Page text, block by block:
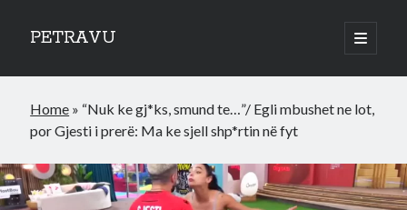
PETRAVU
open
primary
Sidebar
Bank
Credit Cards
World
Home » “Nuk ke gj*ks, smund te…”/ Egli mbushet ne lot,
por Gjesti i prerë: Ma ke sjell shp*rtin në fyt